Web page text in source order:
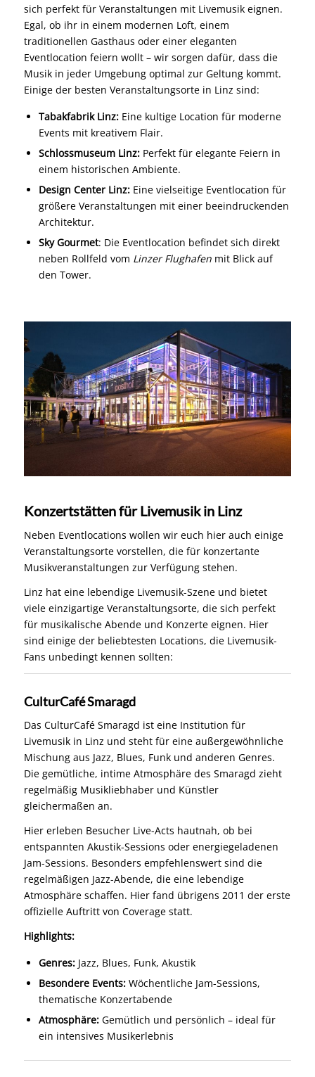
sich perfekt für Veranstaltungen mit Livemusik eignen.
Egal, ob ihr in einem modernen Loft, einem
traditionellen Gasthaus oder einer eleganten
Eventlocation feiern wollt – wir sorgen dafür, dass die
Musik in jeder Umgebung optimal zur Geltung kommt.
Einige der besten Veranstaltungsorte in Linz sind:
Tabakfabrik Linz:Eine kultige Location für moderne
Events mit kreativem Flair.
Schlossmuseum Linz:Perfekt für elegante Feiern in
einem historischen Ambiente.
Design Center Linz:Eine vielseitige Eventlocation für
größere Veranstaltungen mit einer beeindruckenden
Architektur.
Sky Gourmet: Die Eventlocation befindet sich direkt
neben Rollfeld vom Linzer Flughafen mit Blick auf
den Tower.
Konzertstätten für Livemusik in Linz
Neben Eventlocations wollen wir euch hier auch einige
Veranstaltungsorte vorstellen, die für konzertante
Musikveranstaltungen zur Verfügung stehen.
Linz hat eine lebendige Livemusik-Szene und bietet
viele einzigartige Veranstaltungsorte, die sich perfekt
für musikalische Abende und Konzerte eignen. Hier
sind einige der beliebtesten Locations, die Livemusik-
Fans unbedingt kennen sollten:
CulturCafé Smaragd
Das CulturCafé Smaragd ist eine Institution für
Livemusik in Linz und steht für eine außergewöhnliche
Mischung aus Jazz, Blues, Funk und anderen Genres.
Die gemütliche, intime Atmosphäre des Smaragd zieht
regelmäßig Musikliebhaber und Künstler
gleichermaßen an.
Hier erleben Besucher Live-Acts hautnah, ob bei
entspannten Akustik-Sessions oder energiegeladenen
Jam-Sessions. Besonders empfehlenswert sind die
regelmäßigen Jazz-Abende, die eine lebendige
Atmosphäre schaffen. Hier fand übrigens 2011 der erste
offizielle Auftritt von Coverage statt.
Highlights:
Genres:Jazz, Blues, Funk, Akustik
Besondere Events:Wöchentliche Jam-Sessions,
thematische Konzertabende
Atmosphäre:Gemütlich und persönlich – ideal für
ein intensives Musikerlebnis